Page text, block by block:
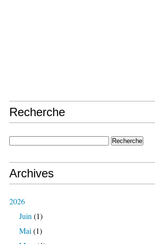
Recherche
Archives
2026
Juin (1)
Mai (1)